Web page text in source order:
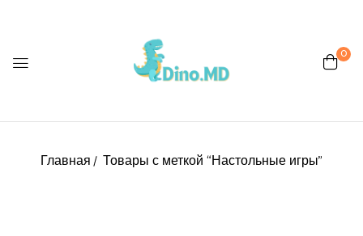
0
Главная Товары с меткой “Настольные игры”